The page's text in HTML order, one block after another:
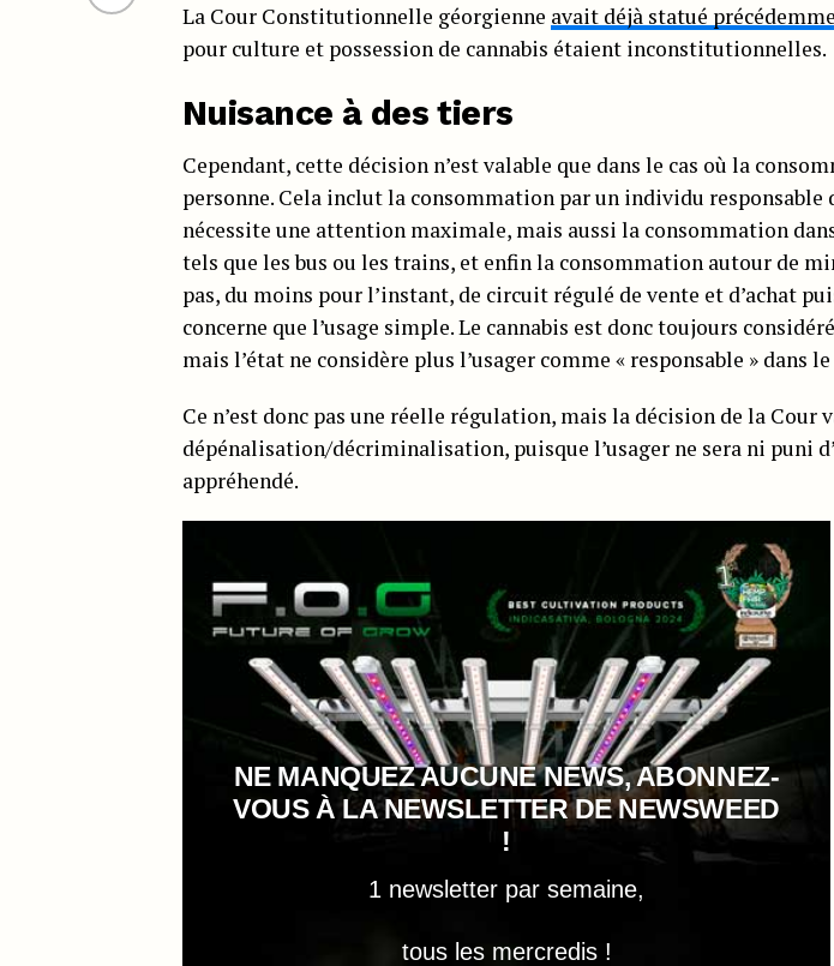
La Cour Constitutionnelle géorgienne avait déjà statué
pour culture et possession de cannabis étaient inconstitutionnelles.
Nuisance à des tiers
Cependant, cette décision n’est valable que dans le cas où la
personne. Cela inclut la consommation par un individu responsable
nécessite une attention maximale, mais aussi la consommation
tels que les bus ou les trains, et enfin la consommation autour de
pas, du moins pour l’instant, de circuit régulé de vente et d’achat
concerne que l’usage simple. Le cannabis est donc toujours
mais l’état ne considère plus l’usager comme « responsable » dans
Ce n’est donc pas une réelle régulation, mais la décision de la Cour
dépénalisation/décriminalisation, puisque l’usager ne sera ni puni
appréhendé.
NE MANQUEZ AUCUNE NEWS, ABONNEZ-
VOUS À LA NEWSLETTER DE NEWSWEED
!
1 newsletter par semaine,
tous les mercredis !